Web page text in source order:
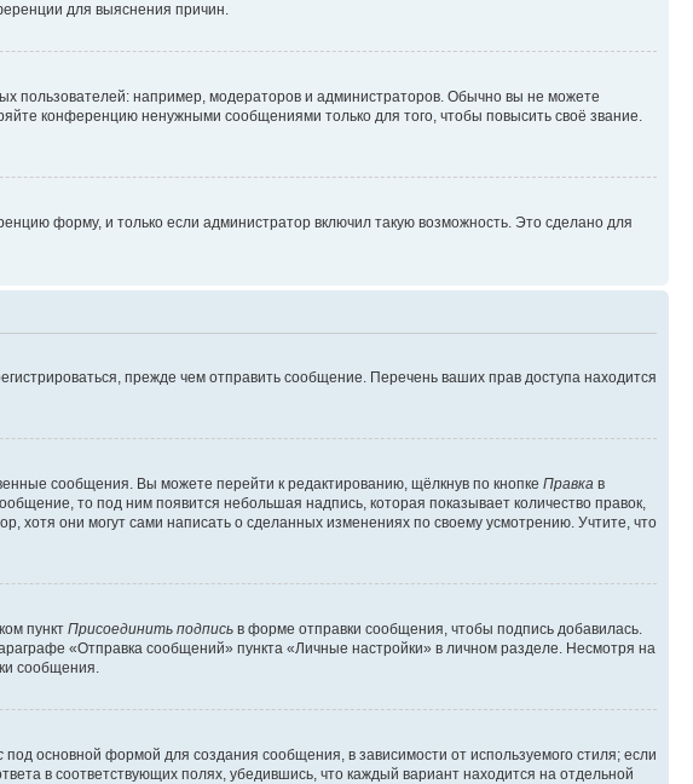
для выяснения причин.
например, модераторов и администраторов. Обычно вы не можете
конференцию ненужными сообщениями только для того, чтобы повысить своё звание.
форму, и только если администратор включил такую возможность. Это сделано для
прежде чем отправить сообщение. Перечень ваших прав доступа находится
сообщения. Вы можете перейти к редактированию, щёлкнув по кнопке Правка в
то под ним появится небольшая надпись, которая показывает количество правок,
хотя они могут сами написать о сделанных изменениях по своему усмотрению. Учтите, что
пункт Присоединить подпись в форме отправки сообщения, чтобы подпись добавилась.
«Отправка сообщений» пункта «Личные настройки» в личном разделе. Несмотря на
сообщения.
под основной формой для создания сообщения, в зависимости от используемого стиля; если
в соответствующих полях, убедившись, что каждый вариант находится на отдельной